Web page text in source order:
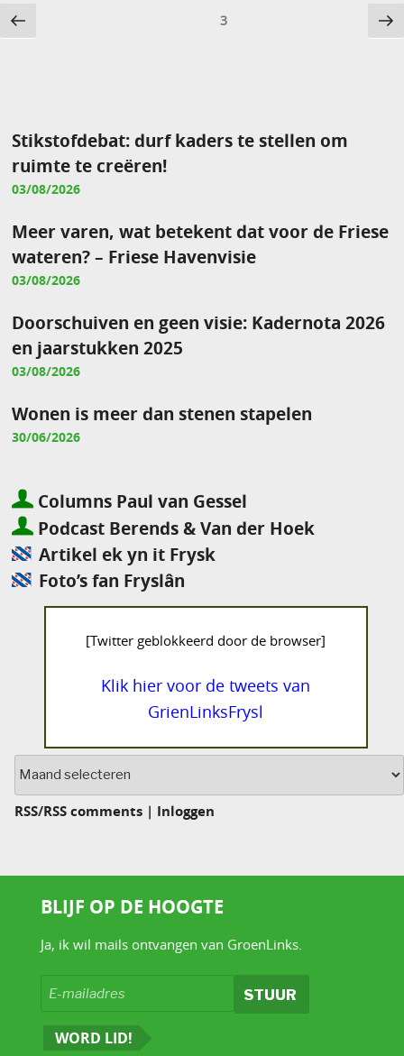
Berichten
paginering
Vorige
pagina
Pagina3
Stikstofdebat: durf kaders te stellen om
ruimte te creëren!
03/08/2026
Meer varen, wat betekent dat voor de Friese
wateren? – Friese Havenvisie
03/08/2026
Doorschuiven en geen visie: Kadernota 2026
en jaarstukken 2025
03/08/2026
Wonen is meer dan stenen stapelen
30/06/2026
Columns Paul van Gessel
Podcast Berends & Van der Hoek
Artikel ek yn it Frysk
Foto’s fan Fryslân
[Twitter geblokkeerd door de browser]
Klik hier voor de tweets van
GrienLinksFrysl
RSS/RSS comments | Inloggen
BLIJF OP DE HOOGTE
Ja, ik wil mails ontvangen van GroenLinks.
WORD LID!